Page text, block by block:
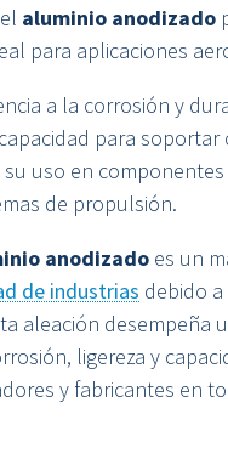
aluminio anodizado
para aplicaciones
a la corrosión y
para
su uso en
de propulsión.
anodizado es un
de industrias debido
aleación desempeña
ligereza y
y fabricantes en